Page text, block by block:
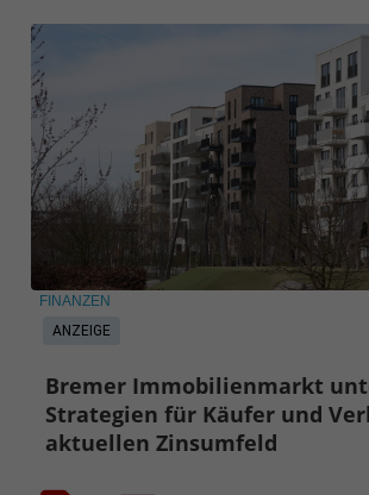
ANZEIGE
FINANZEN
Bremer Immobilienmarkt
Strategien für Käufer und
aktuellen Zinsumfeld